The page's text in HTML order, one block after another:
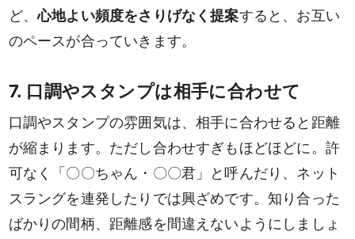
ど、心地よい頻度をさりげなく提案すると、お互い
のペースが合っていきます。
7. 口調やスタンプは相手に合わせて
口調やスタンプの雰囲気は、相手に合わせると距離
が縮まります。ただし合わせすぎもほどほどに。許
可なく「〇〇ちゃん・〇〇君」と呼んだり、ネット
スラングを連発したりでは興ざめです。知り合った
ばかりの間柄、距離感を間違えないようにしましょ
検索